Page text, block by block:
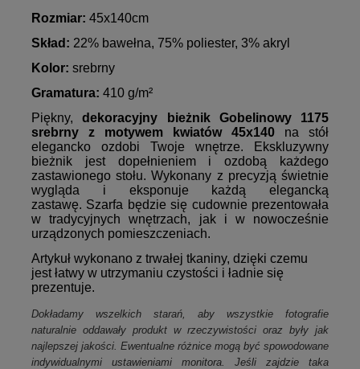
Rozmiar: 45x140cm
Skład: 22% bawełna, 75% poliester, 3% akryl
Kolor: srebrny
Gramatura: 410 g/m²
Piękny,dekoracyjny bieżnik Gobelinowy 1175
srebrny z motywem kwiatów 45x140 na stół
elegancko ozdobi Twoje wnętrze. Ekskluzywny
bieżnik jest dopełnieniem i ozdobą każdego
zastawionego stołu.Wykonany z precyzją świetnie
wygląda i eksponuje każdą elegancką
zastawę. Szarfa będzie się cudownie prezentowała
w tradycyjnych wnętrzach, jak i w nowocześnie
urządzonych pomieszczeniach.
Artykuł wykonano z trwałej tkaniny, dzięki czemu
jest łatwy w utrzymaniu czystości i ładnie się
prezentuje.
Dokładamy wszelkich starań, aby wszystkie fotografie
naturalnie oddawały produkt w rzeczywistości oraz były jak
najlepszej jakości. Ewentualne różnice mogą być spowodowane
indywidualnymi ustawieniami monitora. Jeśli zajdzie taka